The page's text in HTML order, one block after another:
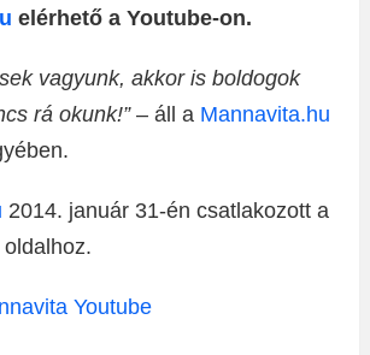
elérhető a Youtube-on.
vagyunk, akkor is boldogok
rá okunk!”– áll a Mannavita.hu
2014. január 31-én csatlakozott a
Youtube